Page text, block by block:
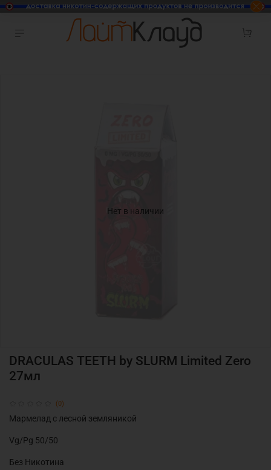
Нет в наличии
(0)
DRACULAS TEETH by SLURM Limited Zero
27мл
Мармелад с лесной земляникой
Vg/Pg 50/50
Без Никотина